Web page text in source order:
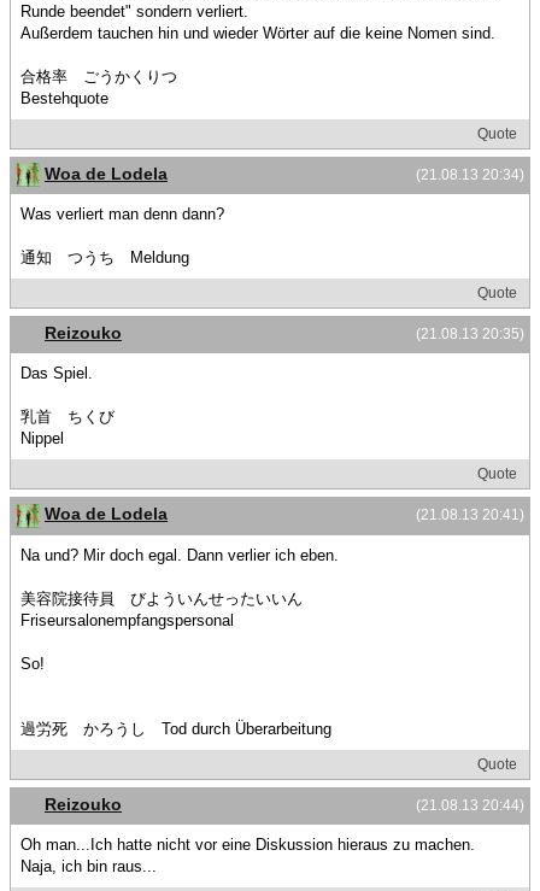
Runde beendet" sondern verliert.
Außerdem tauchen hin und wieder Wörter auf die keine Nomen sind.
合格率 ごうかくりつ
Bestehquote
Quote
(21.08.13 20:34)
Woa de Lodela
Was verliert man denn dann?
通知 つうち Meldung
Quote
(21.08.13 20:35)
Reizouko
Das Spiel.
乳首 ちくび
Nippel
Quote
(21.08.13 20:41)
Woa de Lodela
Na und? Mir doch egal. Dann verlier ich eben.
美容院接待員 びよういんせったいいん
Friseursalonempfangspersonal
So!
過労死 かろうし Tod durch Überarbeitung
Quote
(21.08.13 20:44)
Reizouko
Oh man...Ich hatte nicht vor eine Diskussion hieraus zu machen.
Naja, ich bin raus...